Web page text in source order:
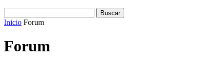
Inicio Forum
Forum